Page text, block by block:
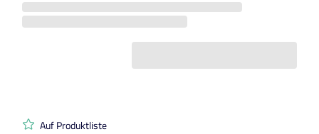
Auf Produktliste